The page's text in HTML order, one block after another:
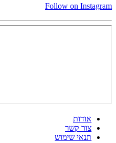
Follow on Instagram
אודות
צור קשר
תנאי שימוש